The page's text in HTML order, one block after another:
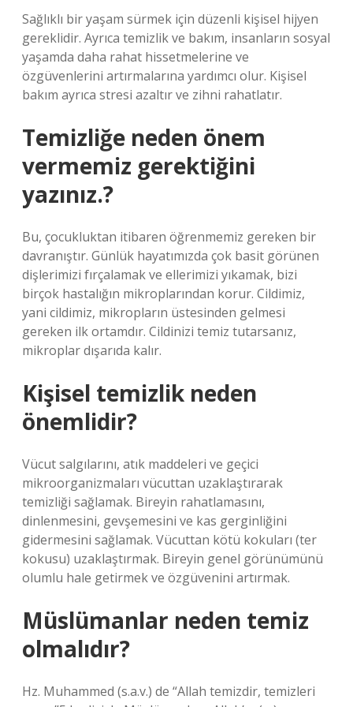
Sağlıklı bir yaşam sürmek için düzenli kişisel hijyen
gereklidir. Ayrıca temizlik ve bakım, insanların sosyal
yaşamda daha rahat hissetmelerine ve
özgüvenlerini artırmalarına yardımcı olur. Kişisel
bakım ayrıca stresi azaltır ve zihni rahatlatır.
Temizliğe neden önem
vermemiz gerektiğini
yazınız.?
Bu, çocukluktan itibaren öğrenmemiz gereken bir
davranıştır. Günlük hayatımızda çok basit görünen
dişlerimizi fırçalamak ve ellerimizi yıkamak, bizi
birçok hastalığın mikroplarından korur. Cildimiz,
yani cildimiz, mikropların üstesinden gelmesi
gereken ilk ortamdır. Cildinizi temiz tutarsanız,
mikroplar dışarıda kalır.
Kişisel temizlik neden
önemlidir?
Vücut salgılarını, atık maddeleri ve geçici
mikroorganizmaları vücuttan uzaklaştırarak
temizliği sağlamak. Bireyin rahatlamasını,
dinlenmesini, gevşemesini ve kas gerginliğini
gidermesini sağlamak. Vücuttan kötü kokuları (ter
kokusu) uzaklaştırmak. Bireyin genel görünümünü
olumlu hale getirmek ve özgüvenini artırmak.
Müslümanlar neden temiz
olmalıdır?
Hz. Muhammed (s.a.v.) de “Allah temizdir, temizleri